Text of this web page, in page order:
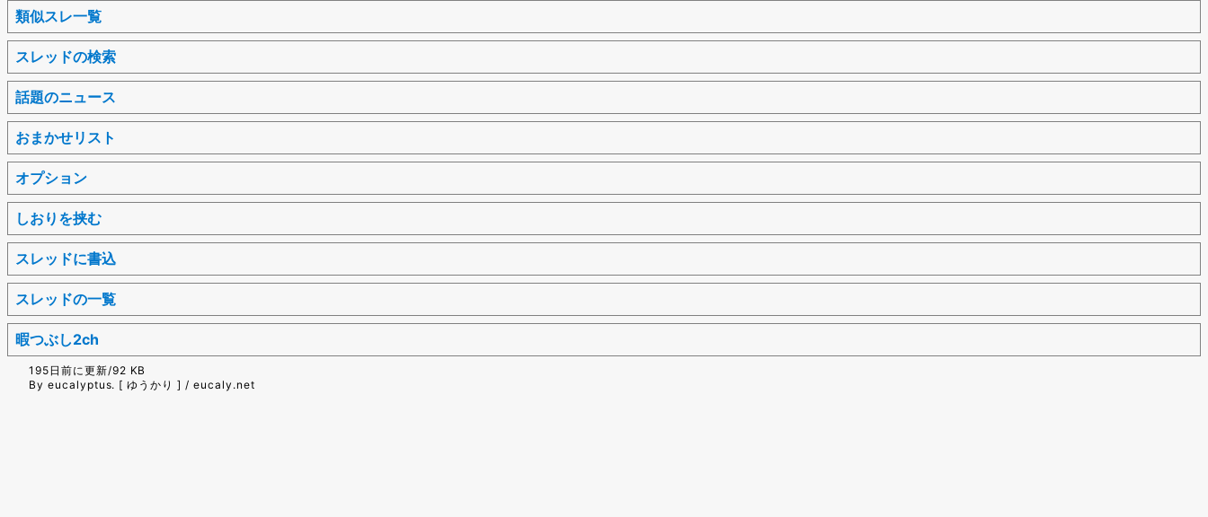
類似スレ一覧
スレッドの検索
話題のニュース
おまかせリスト
オプション
しおりを挟む
スレッドに書込
スレッドの一覧
暇つぶし2ch
195日前に更新/92 KB
By eucalyptus. [ ゆうかり ] / eucaly.net